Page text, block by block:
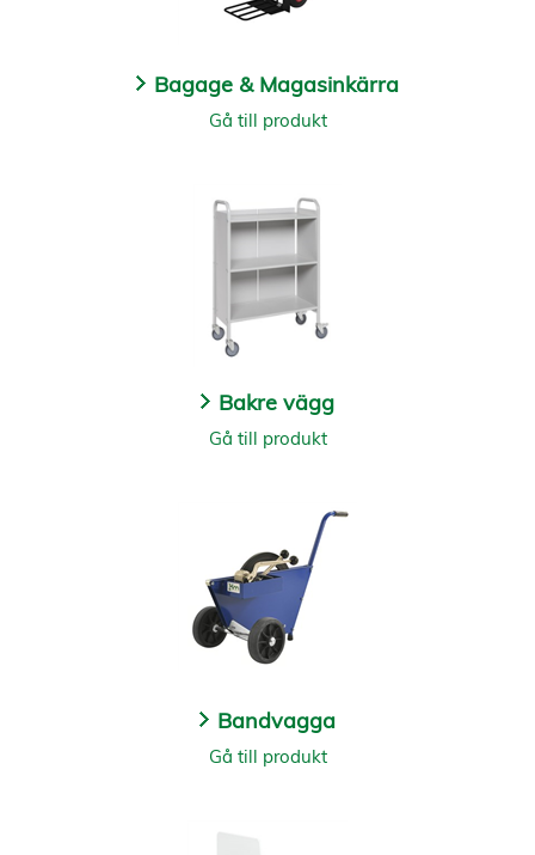
Bagage & Magasinkärra
Gå till produkt
Bakre vägg
Gå till produkt
Bandvagga
Gå till produkt